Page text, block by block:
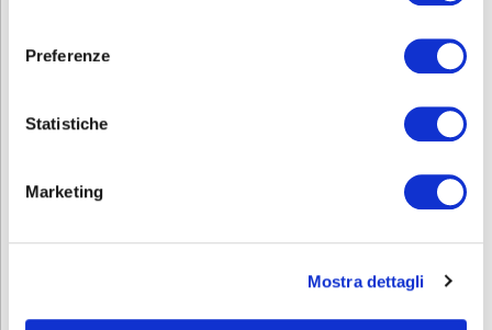
Preferenze
Statistiche
Marketing
Mostra dettagli
L’avviso 2/2023 è stato presentato e non
è possibile gestire richieste aggiuntive.
progettazione@abf.euper individuare i
canali di finanziamento alternativi